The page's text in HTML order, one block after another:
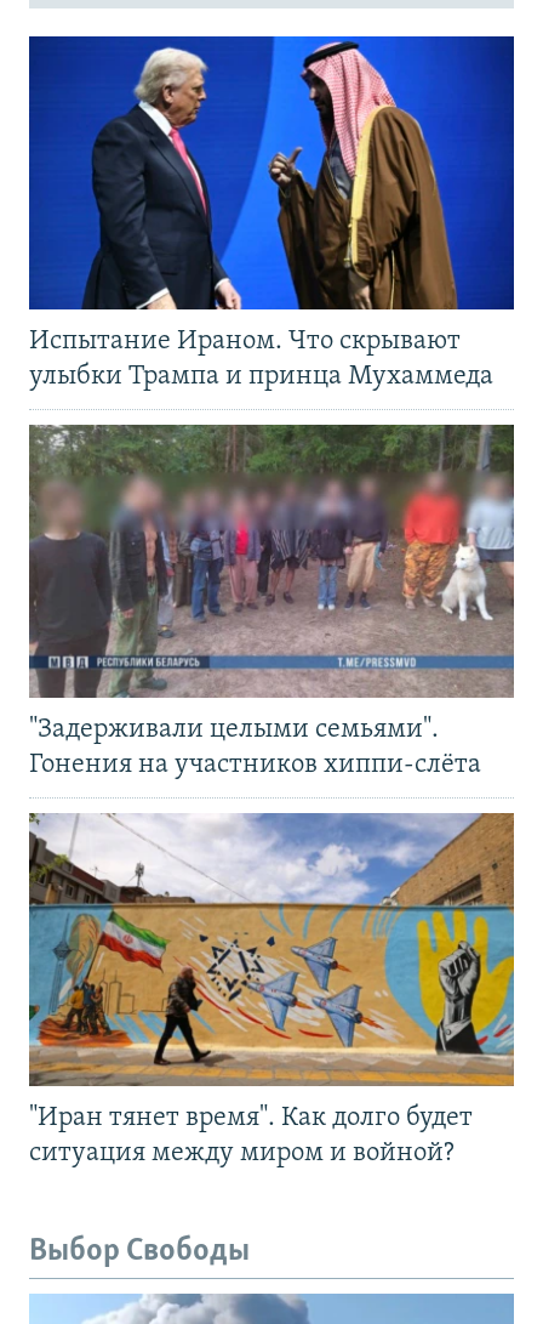
Испытание Ираном. Что скрывают
улыбки Трампа и принца Мухаммеда
"Задерживали целыми семьями".
Гонения на участников хиппи-слёта
"Иран тянет время". Как долго будет
ситуация между миром и войной?
Выбор Свободы